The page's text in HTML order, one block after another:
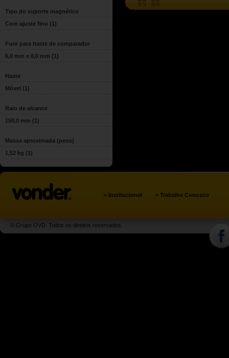
Tipo do suporte magnético
Com ajuste fino (1)
Furo para haste de comparador
6,0 mm e 8,0 mm (1)
Haste
Móvel (1)
Raio de alcance
150,0 mm (1)
Massa aproximada (peso)
1,52 kg (1)
» Institucional » Trabalhe Conosco
© Grupo OVD. Todos os direitos reservados.